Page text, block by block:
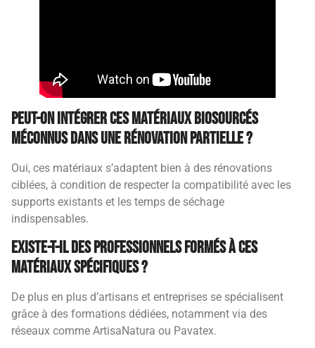
Peut-on intégrer ces matériaux biosourcés
méconnus dans une rénovation partielle ?
Oui, ces matériaux s’adaptent bien à des rénovations
ciblées, à condition de respecter la compatibilité avec les
supports existants et les temps de séchage
indispensables.
Existe-t-il des professionnels formés à ces
matériaux spécifiques ?
De plus en plus d’artisans et entreprises se spécialisent
grâce à des formations dédiées, notamment via des
réseaux comme ArtisaNatura ou Pavatex.